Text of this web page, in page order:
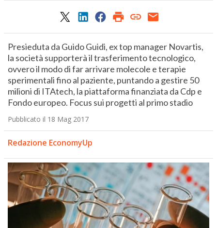
Presieduta da Guido Guidi, ex top manager Novartis,
la società supporterà il trasferimento tecnologico,
ovvero il modo di far arrivare molecole e terapie
sperimentali fino al paziente, puntando a gestire 50
milioni di ITAtech, la piattaforma finanziata da Cdp e
Fondo europeo. Focus sui progetti al primo stadio
Pubblicato il 18 Mag 2017
Redazione EconomyUp